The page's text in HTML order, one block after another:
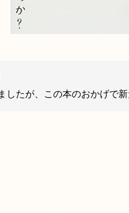
たが、この本のおかげで